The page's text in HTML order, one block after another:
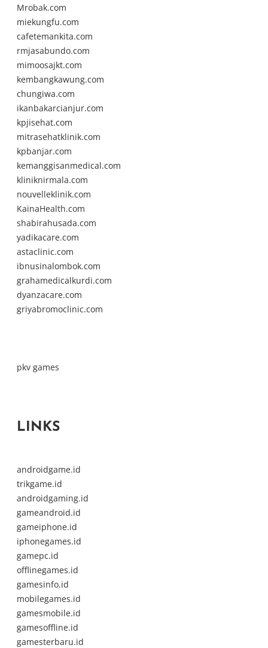
Mrobak.com
miekungfu.com
cafetemankita.com
rmjasabundo.com
mimoosajkt.com
kembangkawung.com
chungiwa.com
ikanbakarcianjur.com
kpjisehat.com
mitrasehatklinik.com
kpbanjar.com
kemanggisanmedical.com
kliniknirmala.com
nouvelleklinik.com
KainaHealth.com
shabirahusada.com
yadikacare.com
astaclinic.com
ibnusinalombok.com
grahamedicalkurdi.com
dyanzacare.com
griyabromoclinic.com
pkv games
LINKS
androidgame.id
trikgame.id
androidgaming.id
gameandroid.id
gameiphone.id
iphonegames.id
gamepc.id
offlinegames.id
gamesinfo.id
mobilegames.id
gamesmobile.id
gamesoffline.id
gamesterbaru.id